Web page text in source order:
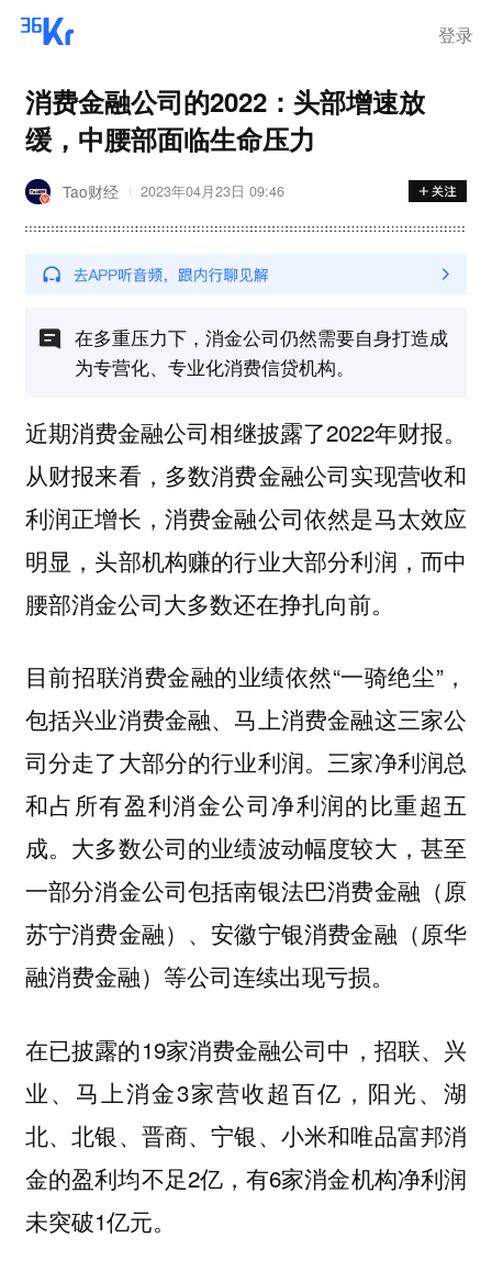
登录
消费金融公司的2022：头部增速放
缓，中腰部面临生命压力
Tao财经 2023年04月23日 09:46
在多重压力下，消金公司仍然需要自身打造成
为专营化、专业化消费信贷机构。
近期消费金融公司相继披露了2022年财报。
从财报来看，多数消费金融公司实现营收和
利润正增长，消费金融公司依然是马太效应
明显，头部机构赚的行业大部分利润，而中
腰部消金公司大多数还在挣扎向前。
目前招联消费金融的业绩依然“一骑绝尘”，
包括兴业消费金融、马上消费金融这三家公
司分走了大部分的行业利润。三家净利润总
和占所有盈利消金公司净利润的比重超五
成。大多数公司的业绩波动幅度较大，甚至
一部分消金公司包括南银法巴消费金融（原
苏宁消费金融）、安徽宁银消费金融（原华
融消费金融）等公司连续出现亏损。
在已披露的19家消费金融公司中，招联、兴
业、马上消金3家营收超百亿，阳光、湖
北、北银、晋商、宁银、小米和唯品富邦消
金的盈利均不足2亿，有6家消金机构净利润
未突破1亿元。